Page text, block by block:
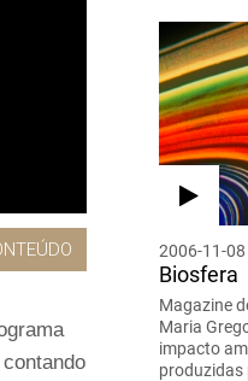
2006-11-08
Biosfera
Magazine
Maria
impacto
produzidas